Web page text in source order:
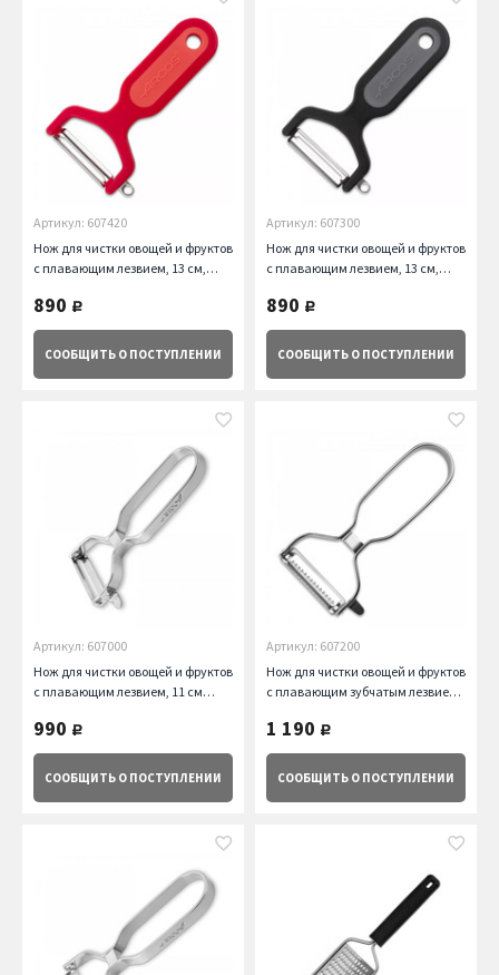
Артикул: 607420
Нож для чистки овощей и фруктов
с плавающим лезвием, 13 см,
890 руб.
СООБЩИТЬ О ПОСТУПЛЕНИИ
Артикул: 607300
Нож для чистки овощей и фруктов
с плавающим лезвием, 13 см,
890 руб.
СООБЩИТЬ О ПОСТУПЛЕНИИ
Артикул: 607000
Нож для чистки овощей и фруктов
с плавающим лезвием, 11 см
990 руб.
СООБЩИТЬ О ПОСТУПЛЕНИИ
Артикул: 607200
Нож для чистки овощей и фруктов
с плавающим зубчатым лезвием,
1 190 руб.
СООБЩИТЬ О ПОСТУПЛЕНИИ